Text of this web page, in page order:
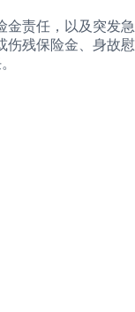
金责任，以及突发急
伤残保险金、身故慰